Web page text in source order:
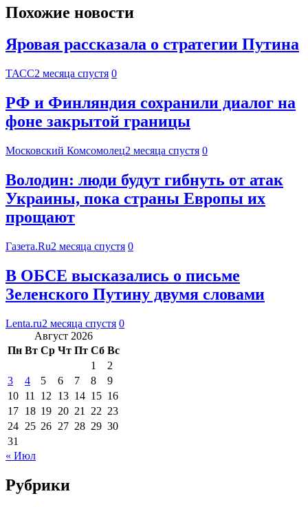
Похожие новости
Яровая рассказала о стратегии Путина
ТАСС2 месяца спустя 0
РФ и Финляндия сохранили диалог на
фоне закрытой границы
Московский Комсомолец2 месяца спустя 0
Володин: люди будут гибнуть от атак
Украины, пока страны Европы их
прощают
Газета.Ru2 месяца спустя 0
В ОБСЕ высказались о письме
Зеленского Путину двумя словами
Lenta.ru2 месяца спустя 0
Август 2026
Пн Вт Ср Чт Пт Сб Вс
1
2
3
4 5 6 7 8
9
10 11 12 13 14 15 16
17 18 19 20 21 22 23
24 25 26 27 28 29 30
31
« Июл
Рубрики